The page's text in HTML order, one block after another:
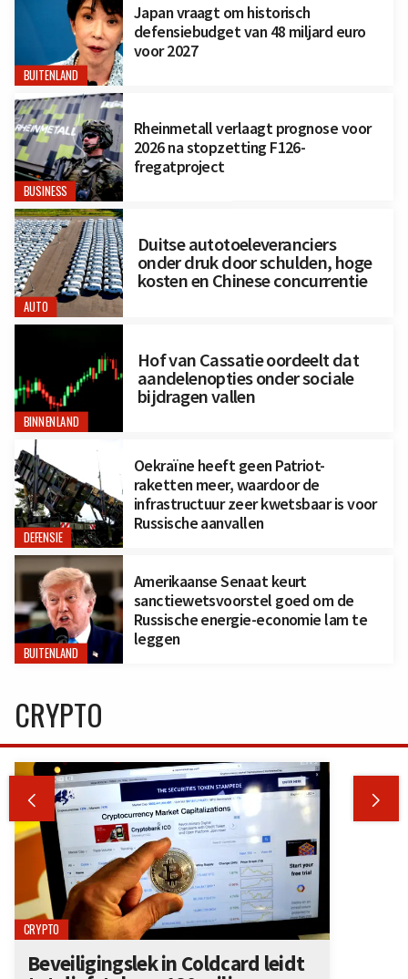
BUITENLAND
Japan vraagt om historisch
defensiebudget van 48 miljard euro
voor 2027
BUSINESS
Rheinmetall verlaagt prognose voor
2026 na stopzetting F126-
fregatproject
AUTO
Duitse autotoeleveranciers
onder druk door schulden, hoge
kosten en Chinese concurrentie
BINNENLAND
Hof van Cassatie oordeelt dat
aandelenopties onder sociale
bijdragen vallen
DEFENSIE
Oekraïne heeft geen Patriot-
raketten meer, waardoor de
infrastructuur zeer kwetsbaar is voor
Russische aanvallen
BUITENLAND
Amerikaanse Senaat keurt
sanctiewetsvoorstel goed om de
Russische energie-economie lam te
leggen
CRYPTO
 
CRYPTO
Beveiligingslek in Coldcard leidt